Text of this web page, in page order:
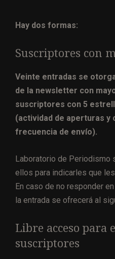
Hay dos formas:
Suscriptores con
Veinte entradas se
de la newsletter con
suscriptores con 5
(actividad de aperturas y
frecuencia de envío).
Laboratorio de Periodismo
ellos para indicarles que
En caso de no responder
la entrada se ofrecerá al
Libre acceso para
suscriptores